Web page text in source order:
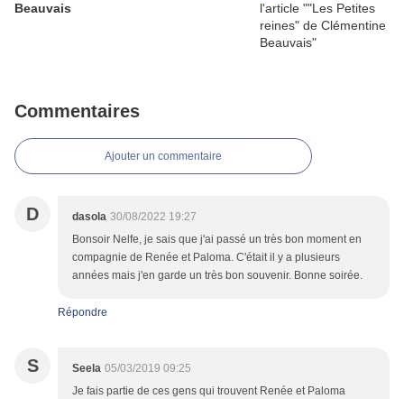
Beauvais
Commentaires
Ajouter un commentaire
D dasola 30/08/2022 19:27
Bonsoir Nelfe, je sais que j'ai passé un très bon moment en
compagnie de Renée et Paloma. C'était il y a plusieurs
années mais j'en garde un très bon souvenir. Bonne soirée.
Répondre
S Seela 05/03/2019 09:25
Je fais partie de ces gens qui trouvent Renée et Paloma